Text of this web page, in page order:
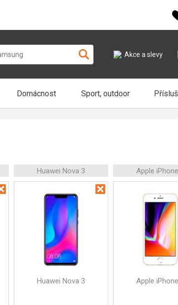
Akce a slevy
Domácnost Sport, outdoor
Huawei Nova 3 Apple
Huawei Nova 3 Apple